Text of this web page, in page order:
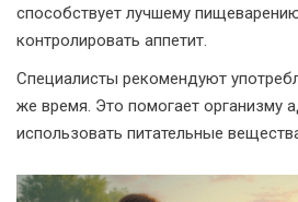
способствует лучшему
контролировать аппетит.
Специалисты рекомендуют
же время. Это помогает организму
использовать питательные